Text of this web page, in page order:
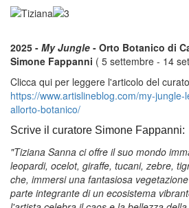
2025 - My Jungle - Orto Botanico di
Simone Fappanni ( 5 settembre - 14
Clicca qui per leggere l'articolo del
https://www.artislineblog.com/my-
allorto-botanico/
Scrive il curatore Simone Fappanni:
"Tiziana Sanna ci offre il suo mondo
leopardi, ocelot, giraffe, tucani, zebre,
che, immersi una fantasiosa
parte integrante di un ecosistema